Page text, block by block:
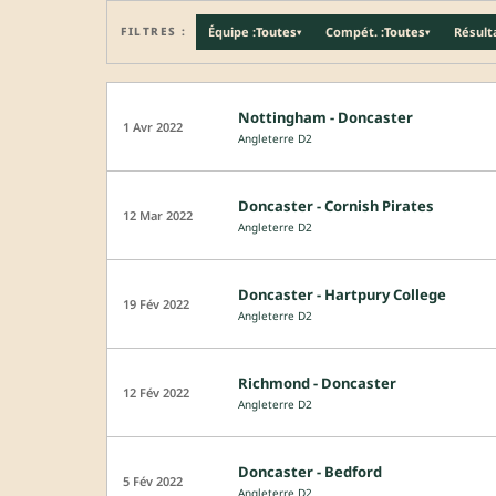
FILTRES : Équipe :Toutes▾ Compét. :Toutes▾
1 Avr 2022 Nottingham - Doncaster
Angleterre D2
12 Mar 2022 Doncaster - Cornish Pirates
Angleterre D2
19 Fév 2022 Doncaster - Hartpury College
Angleterre D2
12 Fév 2022 Richmond - Doncaster
Angleterre D2
5 Fév 2022 Doncaster - Bedford
Angleterre D2